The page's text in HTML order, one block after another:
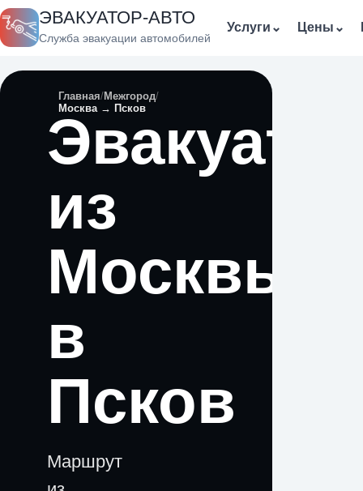
ЭВАКУАТОР-АВТО
Служба эвакуации автомобилей
Услуги ⌄ Цены ⌄
Главная Межгород
Москва → Псков
из
Москвы
в
Псков
Маршрут